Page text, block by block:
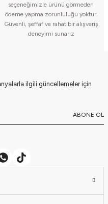
seçeneğimizle ürünü görmeden
ödeme yapma zorunluluğu yoktur.
Güvenli, şeffaf ve rahat bir alışveriş
deneyimi sunarız
ilgili güncellemeler için
ABONE OL